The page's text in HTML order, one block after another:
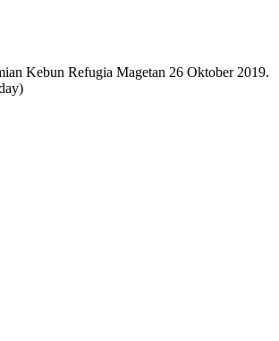
Kebun Refugia Magetan 26 Oktober 2019.